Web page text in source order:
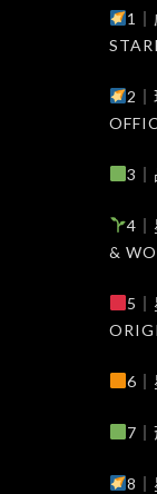
1
2
3｜
4｜
&
5
6｜
7
8｜